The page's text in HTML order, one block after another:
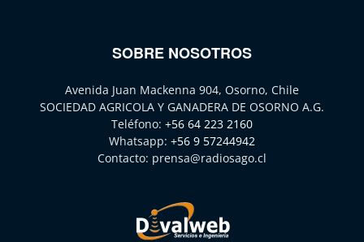
SOBRE NOSOTROS
Avenida Juan Mackenna 904, Osorno, Chile
SOCIEDAD AGRICOLA Y GANADERA DE OSORNO A.G.
Teléfono: +56 64 223 2160
Whatsapp: +56 9 57244942
Contacto: prensa@radiosago.cl